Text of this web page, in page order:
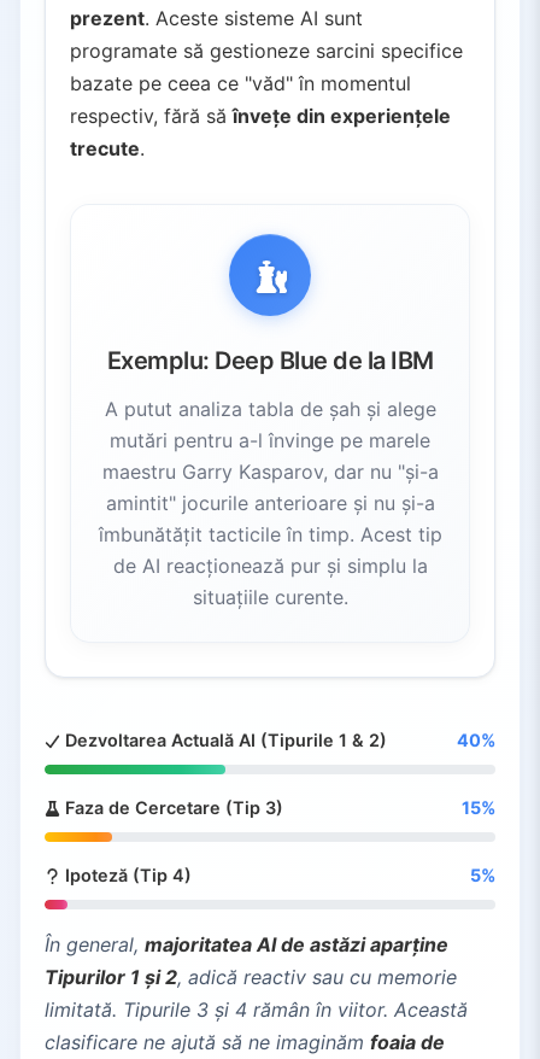
prezent. Aceste sisteme AI sunt
programate să gestioneze sarcini specifice
bazate pe ceea ce "văd" în momentul
respectiv, fără săînvețe din experiențele
trecute.
Exemplu: Deep Blue de la IBM
A putut analiza tabla de șah și alege
mutări pentru a-l învinge pe marele
maestru Garry Kasparov, dar nu "și-a
amintit" jocurile anterioare și nu și-a
îmbunătățit tacticile în timp. Acest tip
de AI reacționează pur și simplu la
situațiile curente.
Dezvoltarea Actuală AI (Tipurile 1 & 2) 40%
Faza de Cercetare (Tip 3) 15%
Ipoteză (Tip 4) 5%
În general, majoritatea AI de astăzi aparține
Tipurilor 1 și 2, adică reactiv sau cu memorie
limitată. Tipurile 3 și 4 rămân în viitor. Această
clasificare ne ajută să ne imaginăm foaia de